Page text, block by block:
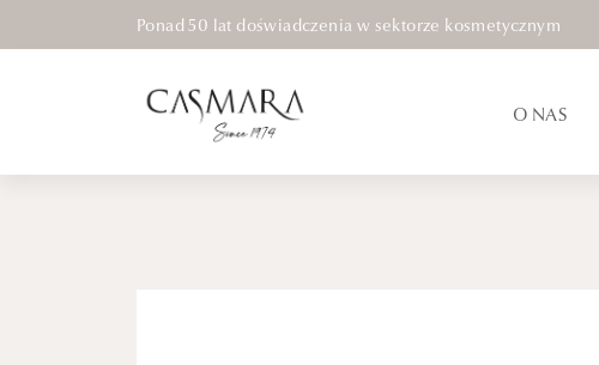
Ponad 50 lat doświadczenia w sektorze kosmetycznym
O NAS